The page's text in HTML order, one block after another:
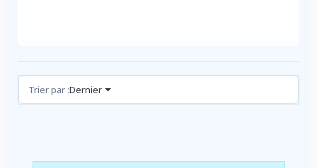
Avis (0)
Trier par :Dernier